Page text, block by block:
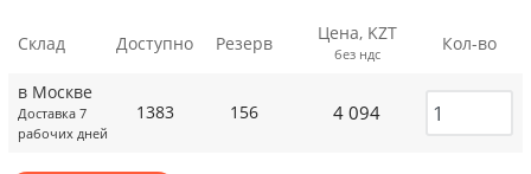
Склад Доступно Резерв Цена, KZT
без ндс Кол-во
в Москве
Доставка 7
рабочих дней
1383 156 4 094